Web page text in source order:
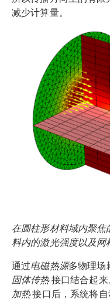
减少计算量。
在圆柱形材料域内聚
料内的激光强度以及网
通过电磁热源多物理场
固体传热接口结合起来
加热接口后，系统将自